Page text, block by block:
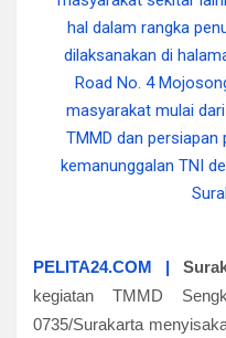
PELITA24.COM |
kegiatan TMMD
0735/Surakarta